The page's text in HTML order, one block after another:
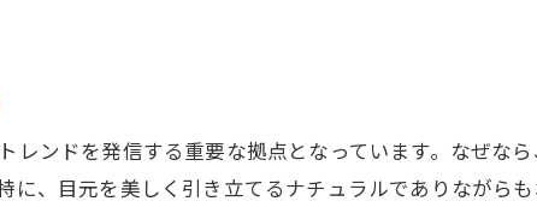
ンドを発信する重要な拠点となっています。なぜな
、目元を美しく引き立てるナチュラルでありながら